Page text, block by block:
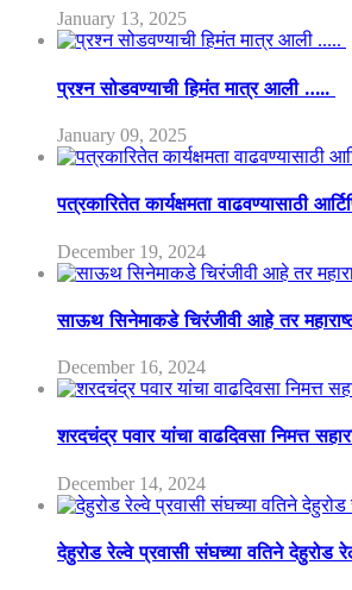
January 13, 2025
प्रश्न सोडवण्याची हिमंत मात्र आली …..
January 09, 2025
पत्रकारितेत कार्यक्षमता
December 19, 2024
साऊथ सिनेमाकडे चिरंजीवी आहे तर
December 16, 2024
शरदचंद्र पवार यांचा वाढदिवसा निमत्त
December 14, 2024
देहुरोड रेल्वे प्रवासी संघच्या वतिने देहुरोड